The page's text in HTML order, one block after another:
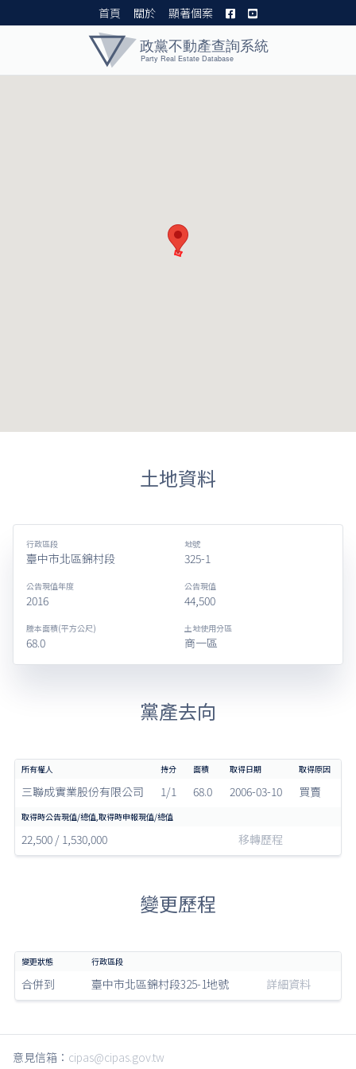
首頁 關於 顯著個案
土地資料
行政區段
臺中市北區錦村段
地號
325-1
公告現值年度
2016
公告現值
44,500
謄本面積(平方公尺)
68.0
土地使用分區
商一區
黨產去向
三聯成實業股份有限公司 1/1 68.0 2006-03-10 買賣
22,500 / 1,530,000 移轉歷程
變更歷程
合併到 臺中市北區錦村段325-1地號 詳細資料
意見信箱： cipas@cipas.gov.tw